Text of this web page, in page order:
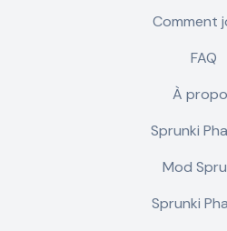
Comment
FAQ
À
Sprunki
Mod
Sprunki